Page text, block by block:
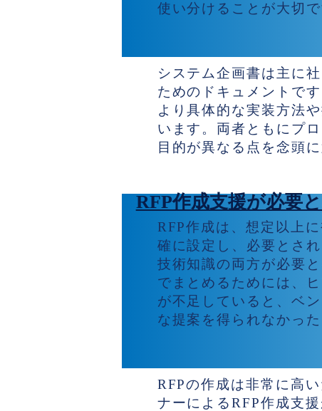
使い分けることが大切で
システム企画書は主に
ためのドキュメントで
より具体的な実装方法
います。両者ともにプ
目的が異なる点を念頭
RFP作成支援が必要
RFP作成は、想定以上
確に設定し、必要とさ
技術知識の両方が必要
でまとめるためには、
が不足していると、ベ
な提案を得られなかっ
RFPの作成は非常に高
ナーによるRFP作成支